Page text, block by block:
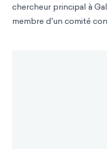
chercheur principal à
membre d'un comité